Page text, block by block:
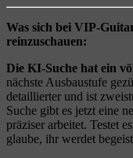
Was sich bei VIP-
reinzuschauen:
Die KI-Suche hat ein
nächste Ausbaustufe
detaillierter und ist
Suche gibt es jetzt eine
präziser arbeitet. Testet
glaube, ihr werdet